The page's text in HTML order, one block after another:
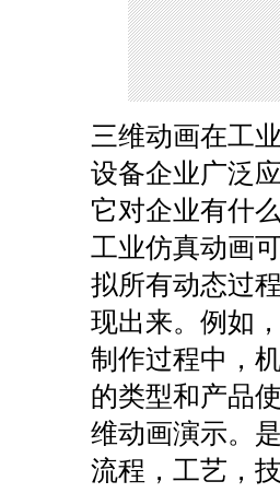
三维动画在工
设备企业广泛
它对企业有什
工业仿真动画
拟所有动态过
现出来。例如
制作过程中，
的类型和产品
维动画演示。
流程，工艺，